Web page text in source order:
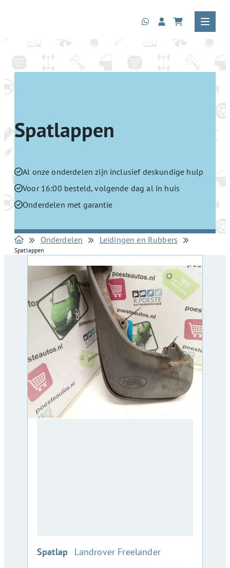
Spatlappen
Al onze onderdelen zijn inclusief deskundige hulp
Voor 16:00 besteld, volgende dag al in huis
Onderdelen met garantie
Onderdelen Leidingen en Rubbers
Spatlappen
Spatlap :Landrover Freelander